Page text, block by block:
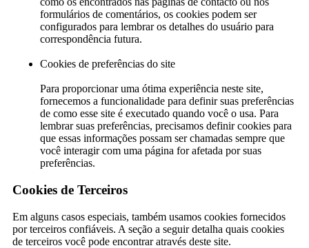
formulários de comentários, os cookies podem ser
configurados para lembrar os detalhes do usuário para
correspondência futura.
Cookies de preferências do site
Para proporcionar uma ótima experiência neste site,
fornecemos a funcionalidade para definir suas preferências
de como esse site é executado quando você o usa. Para
lembrar suas preferências, precisamos definir cookies para
que essas informações possam ser chamadas sempre que
você interagir com uma página for afetada por suas
preferências.
Cookies de Terceiros
Em alguns casos especiais, também usamos cookies fornecidos
por terceiros confiáveis. A seção a seguir detalha quais cookies
de terceiros você pode encontrar através deste site.